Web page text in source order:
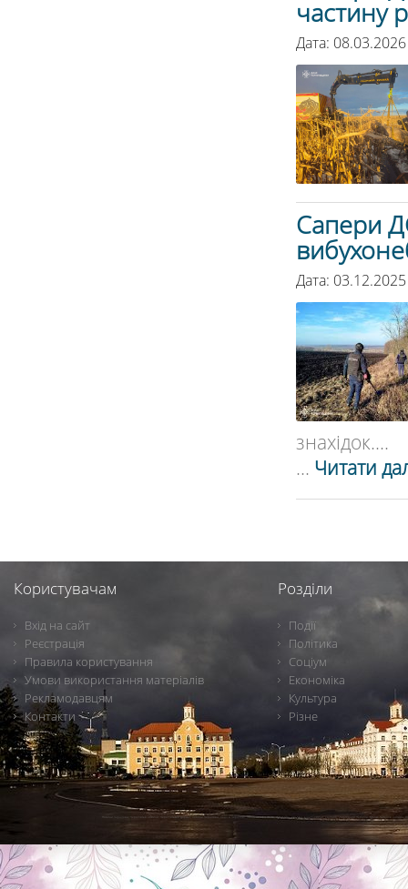
частину
Дата:
Сапери
Дата:
знахідок....
... Читати
Користувачам
Вхід на сайт
Реєстрація
Правила користування
Умови використання матеріалів
Рекламодавцям
Контакти
Розділи
Події
Політика
Соціум
Економіка
Культура
Різне
Новини Чернігова, Чернігівські новини, Чернігівський формат, новини Чернігова, події в Чернігові: політика, економіка, аналітика, культура, відеоновини, екологія, спортивний Чернігів, туризм, Чернігів